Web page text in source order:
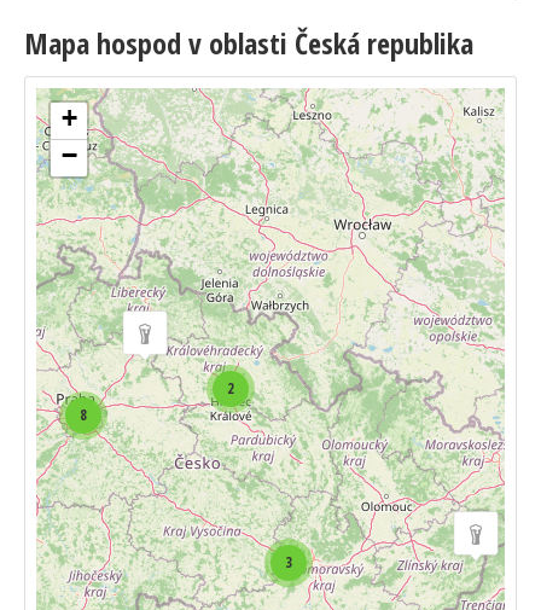
Mapa hospod v oblasti Česká republika
2
8
3
+
−